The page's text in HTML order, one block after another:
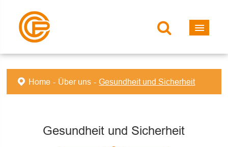
Home Über uns Gesundheit und Sicherheit
Gesundheit und Sicherheit